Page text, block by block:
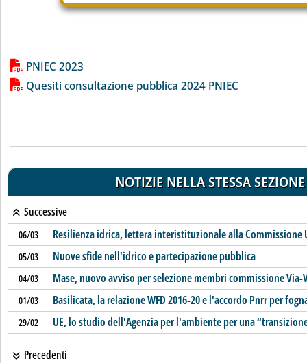
Lista allegati PDF alla notizia
PNIEC 2023
Quesiti consultazione pubblica 2024 PNIEC
NOTIZIE NELLA STESSA SEZIONE
Successive
06/03 Resilienza idrica, lettera interistituzionale alla Commissione
05/03 Nuove sfide nell'idrico e partecipazione pubblica
04/03 Mase, nuovo avviso per selezione membri commissione Via-
01/03 Basilicata, la relazione WFD 2016-20 e l'accordo Pnrr per
29/02 UE, lo studio dell'Agenzia per l'ambiente per una
Precedenti